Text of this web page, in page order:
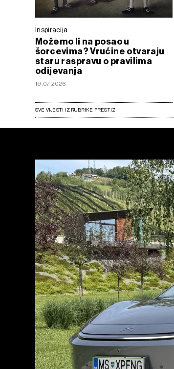
Inspiracija
Možemo li na posao u
šorcevima? Vrućine otvaraju
staru raspravu o pravilima
odijevanja
19.07.2026
SVE VIJESTI IZ RUBRIKE PRESTIŽ